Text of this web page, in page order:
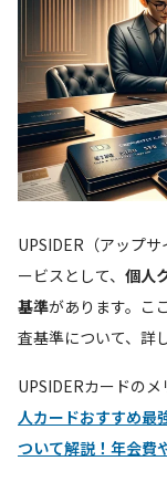
UPSIDER（アップ
ービスとして、 個人
基準があります。こ
査基準について、詳
UPSIDERカードの
人カードおすすめ最
ついて解説！年会費